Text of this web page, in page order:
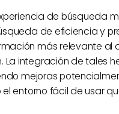
de búsqueda
de eficiencia y
más relevante al
integración de tales
mejoras
entorno fácil de usar